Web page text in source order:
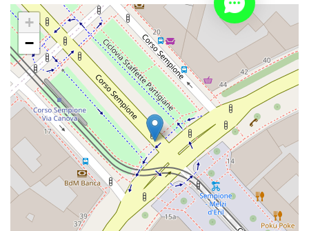
+
−